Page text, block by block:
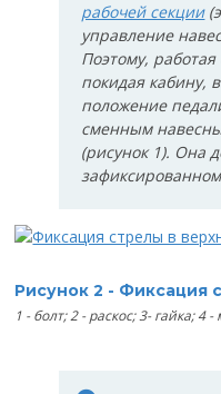
рабочей секции
управление
Поэтому,
покидая кабину,
положение
сменным
(рисунок 1). Она
Рисунок 2 - Фиксация
1 - болт; 2 - раскос; 3- гайка; 4